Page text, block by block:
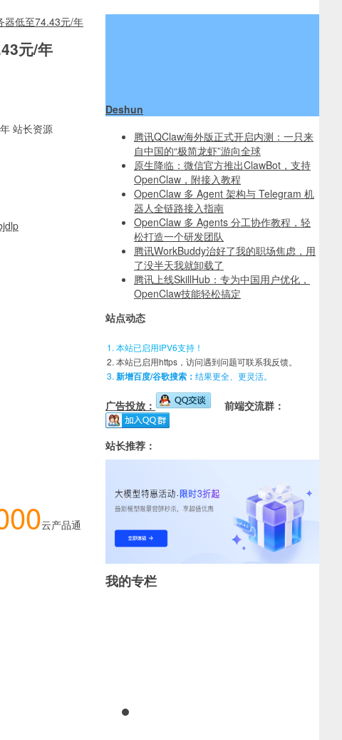
器低至74.43元/年
元/年
云产品通
Deshun
腾讯QClaw海外版正式开启内测：一只来
自中国的“极简龙虾”游向全球
原生降临：微信官方推出ClawBot，支持
OpenClaw，附接入教程
OpenClaw 多 Agent 架构与 Telegram 机
器人全链路接入指南
OpenClaw 多 Agents 分工协作教程，轻
松打造一个研发团队
腾讯WorkBuddy治好了我的职场焦虑，用
了没半天我就卸载了
腾讯上线SkillHub：专为中国用户优化，
OpenClaw技能轻松搞定
站点动态
本站已启用IPV6支持！
本站已启用https，访问遇到问题可联系我反馈。
新增百度/谷歌搜索： 结果更全、更灵活。
广告投放： 前端交流群：
站长推荐：
我的专栏